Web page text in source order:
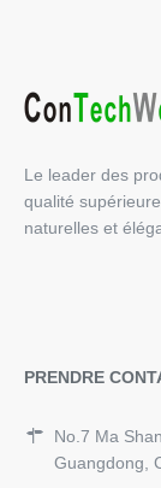
Le leader des
qualité
naturelles et
PRENDRE
No.7 Ma
Guangdong,